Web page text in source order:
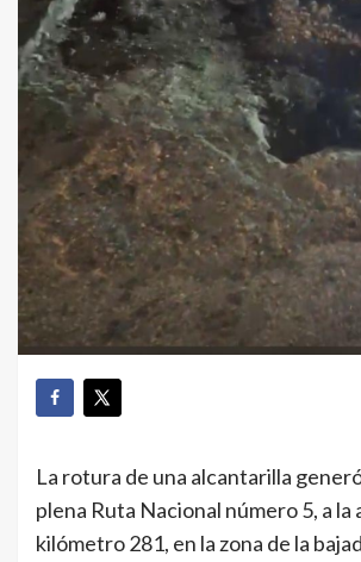
La rotura de una alcantarilla
plena Ruta Nacional número 5, a la
kilómetro 281, en la zona de la